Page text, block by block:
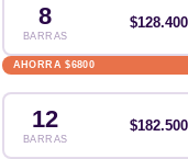
8
BARRAS
$128.400
AHORRA $6800
12
BARRAS
$182.500